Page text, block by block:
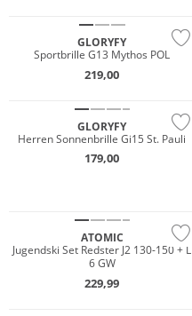
GLORYFY
Sportbrille G13 Mythos POL
219,00
GLORYFY
Herren Sonnenbrille Gi15 St. Pauli
179,00
ATOMIC
Jugendski Set Redster J2 130-150 + L
6 GW
229,99